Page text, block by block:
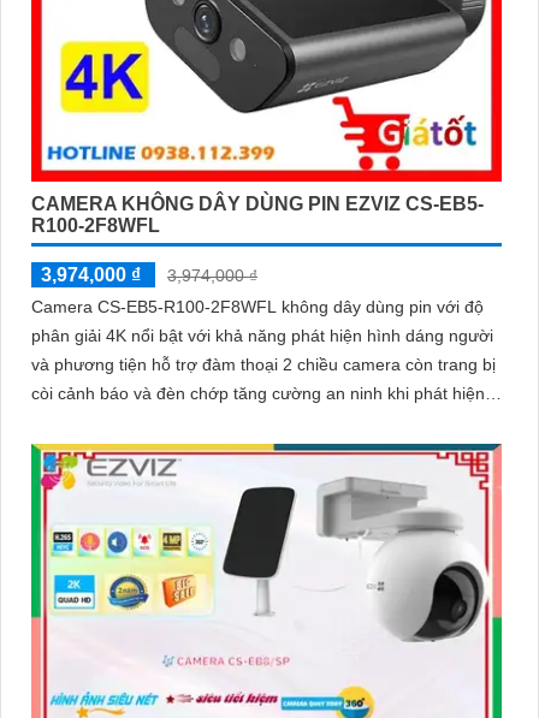
CAMERA KHÔNG DÂY DÙNG PIN EZVIZ CS-EB5-
R100-2F8WFL
3,974,000 ₫
3,974,000 ₫
Camera CS-EB5-R100-2F8WFL không dây dùng pin với độ
phân giải 4K nổi bật với khả năng phát hiện hình dáng người
và phương tiện hỗ trợ đàm thoại 2 chiều camera còn trang bị
còi cảnh báo và đèn chớp tăng cường an ninh khi phát hiện
pin sạc đạt chuẩn IP65 chống nước và bụi giúp hoạt động
bền bỉ trong mọi điều kiện thời tiết.